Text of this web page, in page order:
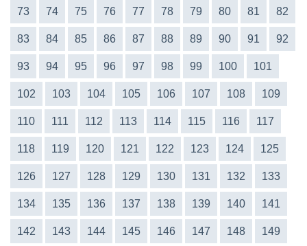
73 74 75 76 77 78 79 80 81 82
83 84 85 86 87 88 89 90 91 92
93 94 95 96 97 98 99 100 101
102 103 104 105 106 107 108 109
110 111 112 113 114 115 116 117
118 119 120 121 122 123 124 125
126 127 128 129 130 131 132 133
134 135 136 137 138 139 140 141
142 143 144 145 146 147 148 149